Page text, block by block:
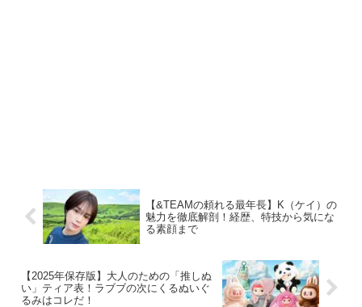
【&TEAMの頼れる最年長】K（ケイ）の
魅力を徹底解剖！経歴、特技から気にな
る素顔まで
【2025年保存版】大人のための「推しぬ
い」ティア表！ラブブの次にくるぬいぐ
るみはコレだ！